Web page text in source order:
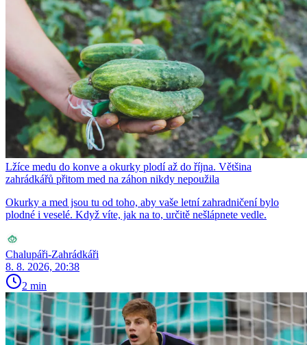
Lžíce medu do konve a okurky plodí až do října. Většina
zahrádkářů přitom med na záhon nikdy nepoužila
Okurky a med jsou tu od toho, aby vaše letní zahradničení bylo
plodné i veselé. Když víte, jak na to, určitě nešlápnete vedle.
Chalupáři-Zahrádkáři
8. 8. 2026, 20:38
2 min